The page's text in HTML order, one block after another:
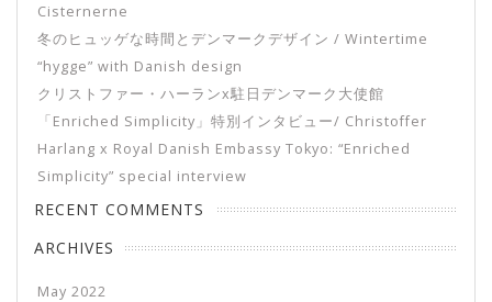
Cisternerne
冬のヒュッゲな時間とデンマークデザイン / Wintertime
“hygge” with Danish design
クリストファー・ハーランx駐日デンマーク大使館
「Enriched Simplicity」特別インタビュー/ Christoffer
Harlang x Royal Danish Embassy Tokyo: “Enriched
Simplicity” special interview
RECENT COMMENTS
ARCHIVES
May 2022